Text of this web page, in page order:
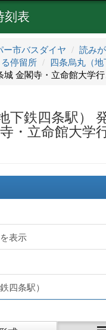
刻表
ー市バスダイヤ
読み
る停留所
四条烏丸（地
城 金閣寺・立命館大学
下鉄四条駅）
・立命館大学
表示
四条駅）